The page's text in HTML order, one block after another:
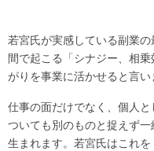
若宮氏が実感している副業
間で起こる「シナジー、相
がりを事業に活かせると言い
仕事の面だけでなく、個人
ついても別のものと捉えず
生まれます。若宮氏はこれを